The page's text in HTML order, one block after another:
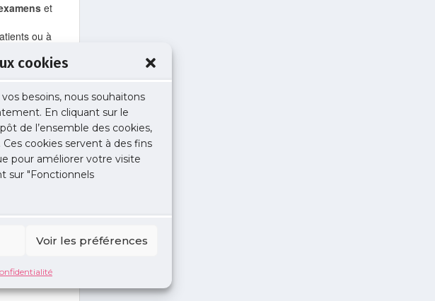
cookies
besoins, nous souhaitons
En cliquant sur le
de l’ensemble des cookies,
cookies servent à des fins
pour améliorer votre visite
sur "Fonctionnels
Voir les préférences
et
ou à
en
et56 % des
les